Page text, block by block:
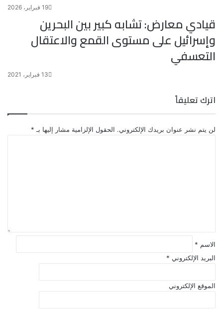
19 فبراير، 2026
قيادي معارض: تشابه كبير بين البحرين
وإسرائيل على مستوى القمع والاعتقال
التعسفي
13 فبراير، 2021
اترك تعليقاً
لن يتم نشر عنوان بريدك الإلكتروني. الحقول الإلزامية مشار إليها بـ *
الاسم *
البريد الإلكتروني *
الموقع الإلكتروني